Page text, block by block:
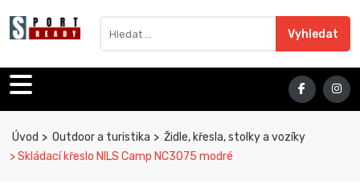
Sport Ready
Vyhledat
Úvod Outdoor a turistika
Židle, křesla, stolky a vozíky
Skládací křeslo NILS Camp NC3075 modré